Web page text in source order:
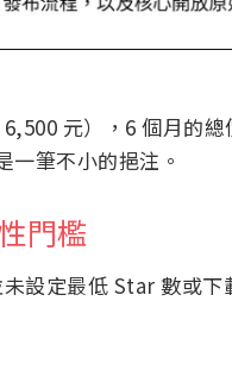
元），6 個月的
一筆不小的挹注。
門檻
設定最低 Star 數或